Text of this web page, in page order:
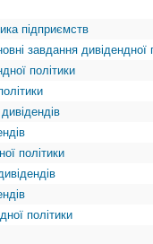
підприємств
завдання дивідендної
політики
політики
політики